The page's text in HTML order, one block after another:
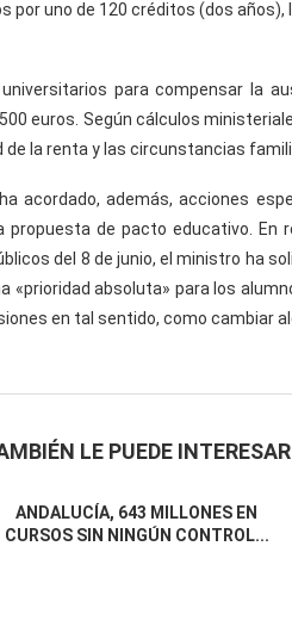
por uno de 120 créditos (dos
para compensar la
euros. Según cálculos
la renta y las circunstancias
acordado, además, acciones
de pacto educativo. En
del 8 de junio, el ministro ha
«prioridad absoluta» para los
en tal sentido, como cambiar
LE PUEDE INTERESAR
ANDALUCÍA, 643 MILLONES EN
CURSOS SIN NINGÚN CONTROL...